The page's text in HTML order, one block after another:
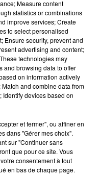
ADIEU BARBARA
Desarmee
Voir plus
Measure content
statistics or combinations
improve services; Create
to select personalised
Ensure security, prevent and
advertising and content;
technologies may
and browsing data to offer
on information actively
and combine data from
Identify devices based on
et fermer", ou affiner en
dans "Gérer mes choix".
sur "Continuer sans
que pour ce site. Vous
consentement à tout
en bas de chaque page.